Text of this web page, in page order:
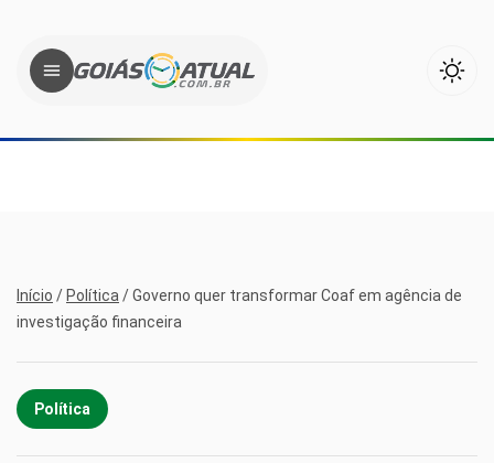
Início / Política /Governo quer transformar Coaf em agência de
investigação financeira
Política